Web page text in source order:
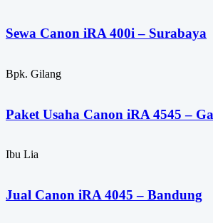
Sewa Canon iRA 400i – Surabaya
Bpk. Gilang
Paket Usaha Canon iRA 4545 –
Ibu Lia
Jual Canon iRA 4045 – Bandung